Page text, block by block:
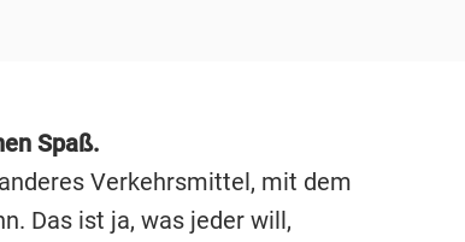
Spaß.
Verkehrsmittel, mit dem
Das ist ja, was jeder will,